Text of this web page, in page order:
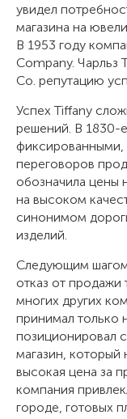
увидел
магазина на
В 1953 году
Company. Чарльз
Co. репутацию
Успех Tiffany
решений. В 1830-
фиксированными,
переговоров
обозначила цены
на высоком
синонимом
изделий.
Следующим шагом
отказ от продажи
многих других
принимал только
позиционировал
магазин, который
высокая цена за
компания
городе, готовых